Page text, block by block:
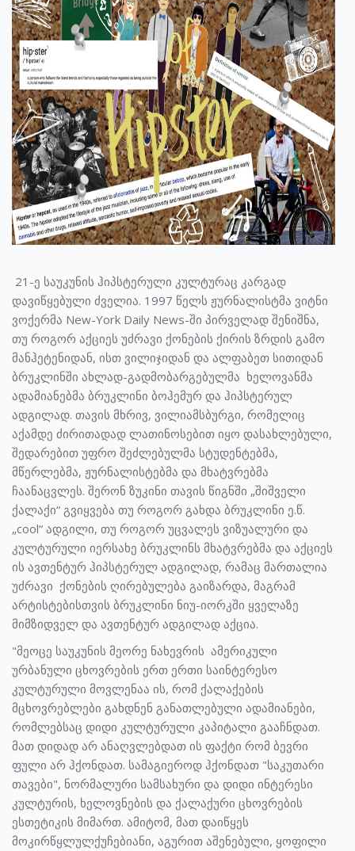
21-ე საუკუნის ჰიპსტერული კულტურაც კარგად
დავიწყებული ძველია. 1997 წელს ჟურნალისტმა ვიტნი
ვოქერმა New-York Daily News-ში პირველად შენიშნა,
თუ როგორ აქციეს უძრავი ქონების ქირის ზრდის გამო
მანჰეტენიდან, ისთ ვილიჯიდან და ალფაბეთ სითიდან
ბრუკლინში ახლად-გადმობარგებულმა ხელოვანმა
ადამიანებმა ბრუკლინი ბოჰემურ და ჰიპსტერულ
ადგილად. თავის მხრივ, ვილიამსბურგი, რომელიც
აქამდე ძირითადად ლათინოსებით იყო დასახლებული,
შედარებით უფრო შეძლებულმა სტუდენტებმა,
მწერლებმა, ჟურნალისტებმა და მხატვრებმა
ჩაანაცვლეს. შერონ ზუკინი თავის წიგნში „შიშველი
ქალაქი“ გვიყვება თუ როგორ გახდა ბრუკლინი ე.წ.
„cool“ ადგილი, თუ როგორ უცვალეს ვიზუალური და
კულტურული იერსახე ბრუკლინს მხატვრებმა და აქციეს
ის ავთენტურ ჰიპსტერულ ადგილად, რამაც მართალია
უძრავი ქონების ღირებულება გაიზარდა, მაგრამ
არტისტებისთვის ბრუკლინი ნიუ-იორკში ყველაზე
მიმზიდველ და ავთენტურ ადგილად აქცია.
"მეოცე საუკუნის მეორე ნახევრის ამერიკული
ურბანული ცხოვრების ერთ ერთი საინტერესო
კულტურული მოვლენაა ის, რომ ქალაქების
მცხოვრებლები გახდნენ განათლებული ადამიანები,
რომლებსაც დიდი კულტურული კაპიტალი გააჩნდათ.
მათ დიდად არ ანაღვლებდათ ის ფაქტი რომ ბევრი
ფული არ ჰქონდათ. სამაგიეროდ ჰქონდათ "საკუთარი
თავები", ნორმალური სამსახური და დიდი ინტერესი
კულტურის, ხელოვნების და ქალაქური ცხოვრების
ესთეტიკის მიმართ. ამიტომ, მათ დაიწყეს
მოკირწყლულქუჩებიანი, აგურით აშენებული, ყოფილი